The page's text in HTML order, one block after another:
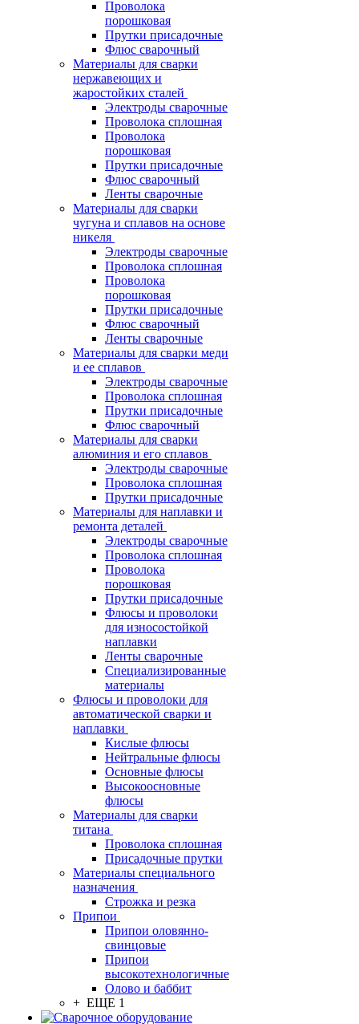
Проволока
порошковая
Прутки присадочные
Флюс сварочный
Материалы для сварки
нержавеющих и
жаростойких сталей
Электроды сварочные
Проволока сплошная
Проволока
порошковая
Прутки присадочные
Флюс сварочный
Ленты сварочные
Материалы для сварки
чугуна и сплавов на основе
никеля
Электроды сварочные
Проволока сплошная
Проволока
порошковая
Прутки присадочные
Флюс сварочный
Ленты сварочные
Материалы для сварки меди
и ее сплавов
Электроды сварочные
Проволока сплошная
Прутки присадочные
Флюс сварочный
Материалы для сварки
алюминия и его сплавов
Электроды сварочные
Проволока сплошная
Прутки присадочные
Материалы для наплавки и
ремонта деталей
Электроды сварочные
Проволока сплошная
Проволока
порошковая
Прутки присадочные
Флюсы и проволоки
для износостойкой
наплавки
Ленты сварочные
Специализированные
материалы
Флюсы и проволоки для
автоматической сварки и
наплавки
Кислые флюсы
Нейтральные флюсы
Основные флюсы
Высокоосновные
флюсы
Материалы для сварки
титана
Проволока сплошная
Присадочные прутки
Материалы специального
назначения
Строжка и резка
Припои
Припои оловянно-
свинцовые
Припои
высокотехнологичные
Олово и баббит
+ ЕЩЕ 1